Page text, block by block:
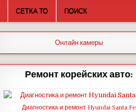
СЕТКА ТО ПОИСК
Онлайн камеры
Ремонт корейских авто:
Диагностика и ремонт Hyundai Santa Fe